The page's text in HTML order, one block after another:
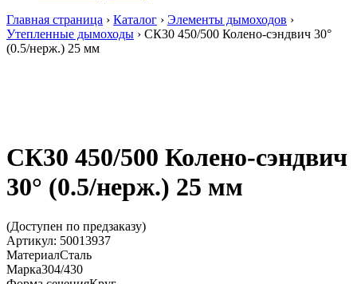
Главная страница › Каталог › Элементы дымоходов ›
Утепленные дымоходы › СК30 450/500 Колено-сэндвич 30°
(0.5/нерж.) 25 мм
СК30 450/500 Колено-сэндвич
30° (0.5/нерж.) 25 мм
(Доступен по предзаказу)
Артикул: 50013937
МатериалСталь
Марка304/430